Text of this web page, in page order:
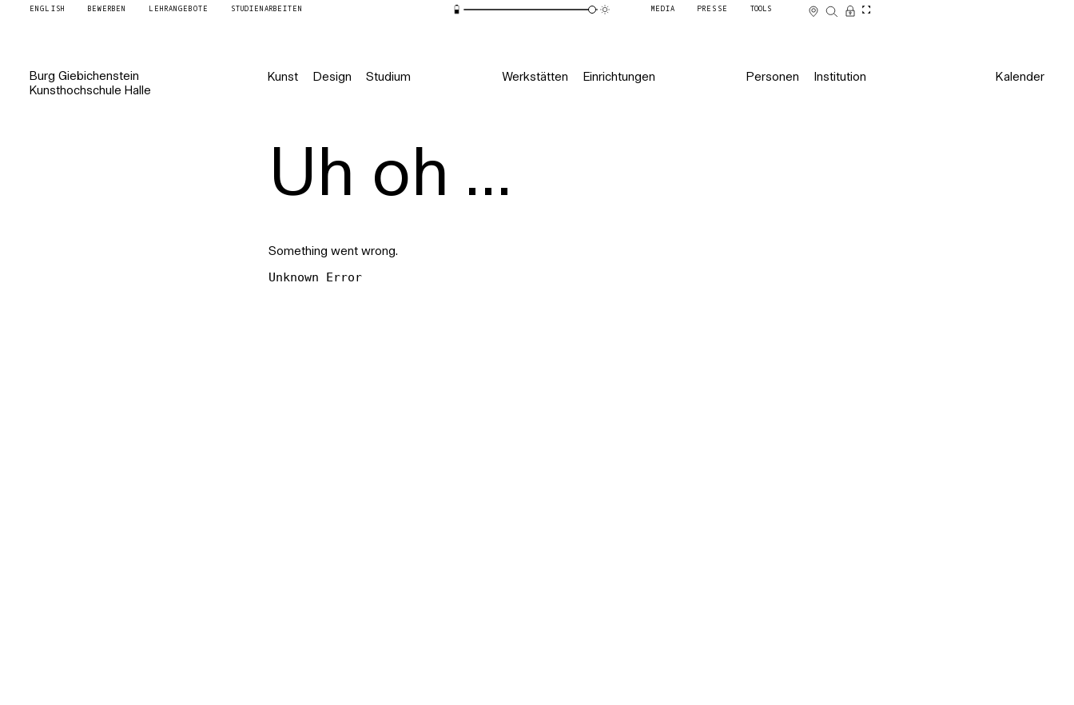
ENGLISH BEWERBEN LEHRANGEBOTE STUDIENARBEITEN MEDIA PRESSE TOOLS
Burg Giebichenstein
Kunsthochschule Halle
Kunst Design Studium Werkstätten Einrichtungen Personen Institution Kalender
Uh oh ...
Something went wrong.
Unknown Error